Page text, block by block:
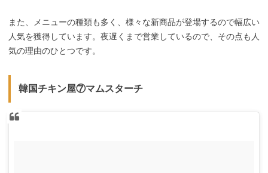
また、メニューの種類も多く、様々な新商品が登場するので幅広い
人気を獲得しています。夜遅くまで営業しているので、その点も人
気の理由のひとつです。
韓国チキン屋⑦マムスターチ